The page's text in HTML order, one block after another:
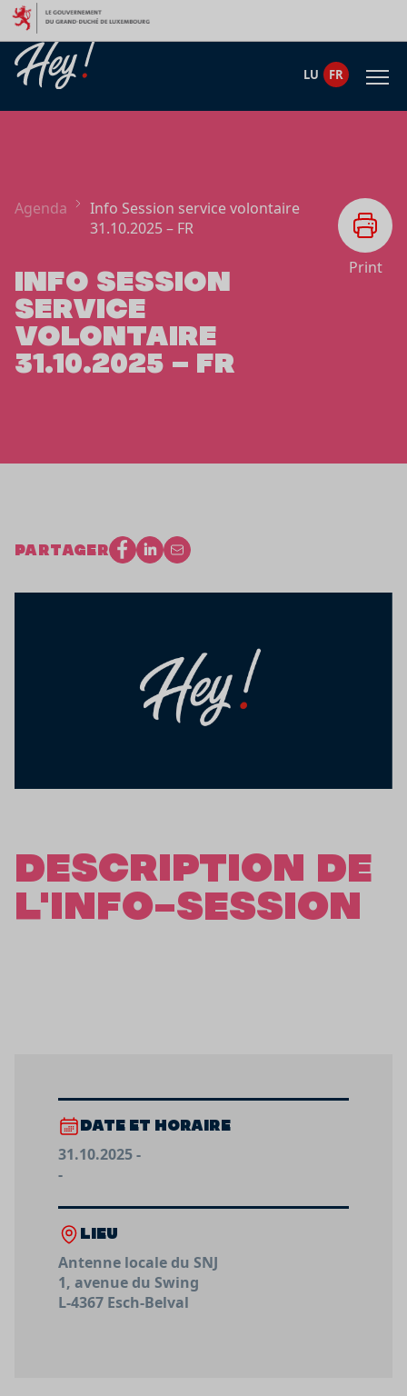
Aller au contenu
LU FR
Agenda
Info Session service volontaire
31.10.2025 – FR
INFO SESSION
SERVICE
VOLONTAIRE
31.10.2025 – FR
Print
PARTAGER
DESCRIPTION DE
L'INFO-SESSION
DATE ET HORAIRE
31.10.2025 -
-
LIEU
Antenne locale du SNJ
1, avenue du Swing
L-4367 Esch-Belval